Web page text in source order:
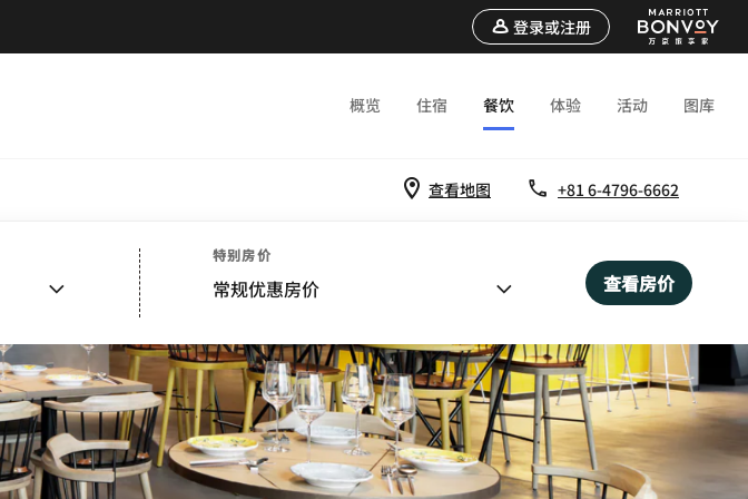
登录或注册
概览 住宿 餐饮 体验 活动 图库
查看地图 +81 6-4796-6662
特别房价
常规优惠房价 查看房价